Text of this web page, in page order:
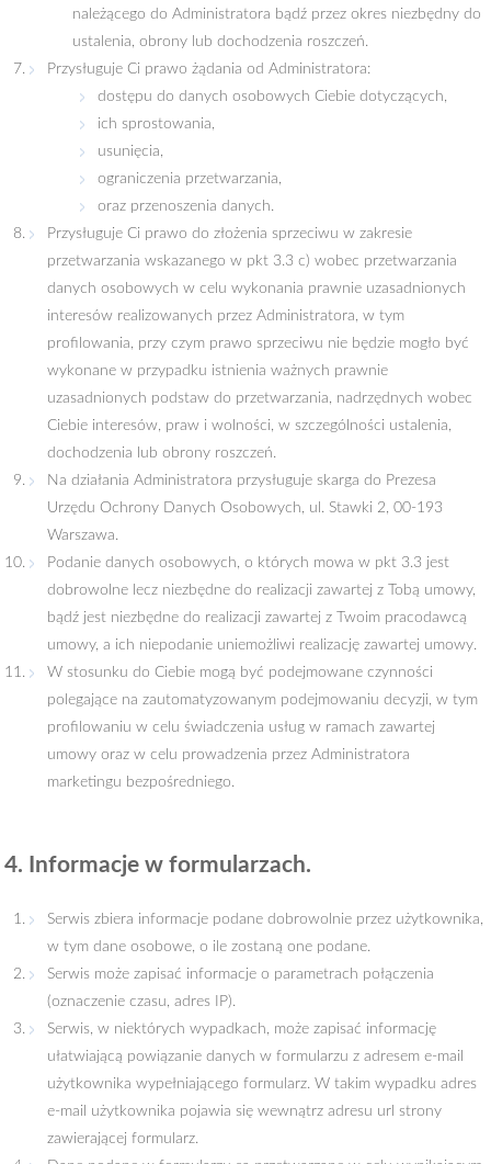
należącego do Administratora bądź przez okres niezbędny do
ustalenia, obrony lub dochodzenia roszczeń.
Przysługuje Ci prawo żądania od Administratora:
dostępu do danych osobowych Ciebie dotyczących,
ich sprostowania,
usunięcia,
ograniczenia przetwarzania,
oraz przenoszenia danych.
Przysługuje Ci prawo do złożenia sprzeciwu w zakresie
przetwarzania wskazanego w pkt 3.3 c) wobec przetwarzania
danych osobowych w celu wykonania prawnie uzasadnionych
interesów realizowanych przez Administratora, w tym
profilowania, przy czym prawo sprzeciwu nie będzie mogło być
wykonane w przypadku istnienia ważnych prawnie
uzasadnionych podstaw do przetwarzania, nadrzędnych wobec
Ciebie interesów, praw i wolności, w szczególności ustalenia,
dochodzenia lub obrony roszczeń.
Na działania Administratora przysługuje skarga do Prezesa
Urzędu Ochrony Danych Osobowych, ul. Stawki 2, 00-193
Warszawa.
Podanie danych osobowych, o których mowa w pkt 3.3 jest
dobrowolne lecz niezbędne do realizacji zawartej z Tobą umowy,
bądź jest niezbędne do realizacji zawartej z Twoim pracodawcą
umowy, a ich niepodanie uniemożliwi realizację zawartej umowy.
W stosunku do Ciebie mogą być podejmowane czynności
polegające na zautomatyzowanym podejmowaniu decyzji, w tym
profilowaniu w celu świadczenia usług w ramach zawartej
umowy oraz w celu prowadzenia przez Administratora
marketingu bezpośredniego.
4. Informacje w formularzach.
Serwis zbiera informacje podane dobrowolnie przez użytkownika,
w tym dane osobowe, o ile zostaną one podane.
Serwis może zapisać informacje o parametrach połączenia
(oznaczenie czasu, adres IP).
Serwis, w niektórych wypadkach, może zapisać informację
ułatwiającą powiązanie danych w formularzu z adresem e-mail
użytkownika wypełniającego formularz. W takim wypadku adres
e-mail użytkownika pojawia się wewnątrz adresu url strony
zawierającej formularz.